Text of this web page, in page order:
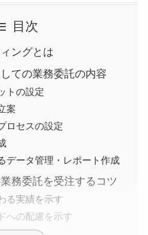
目次
ングとは
ての業務委託の内容
トの設定
案
ロセスの設定
データ管理・レポート作成
務委託を受注するコツ
る実績を示す
への配慮を示す